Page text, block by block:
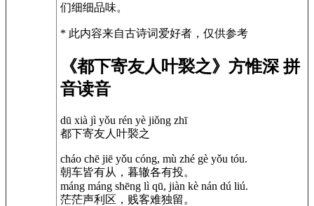
们细细品味。
* 此内容来自古诗词爱好者，仅供参考
《都下寄友人叶褧之》方惟深 拼
音读音
dū xià jì yǒu rén yè jiǒng zhī
都下寄友人叶褧之
cháo chē jiē yǒu cóng, mù zhé gè yǒu tóu.
朝车皆有从，暮辙各有投。
máng máng shēng lì qū, jiàn kè nán dú liú.
茫茫声利区，贱客难独留。